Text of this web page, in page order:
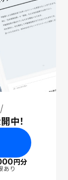
中！
円分
あり